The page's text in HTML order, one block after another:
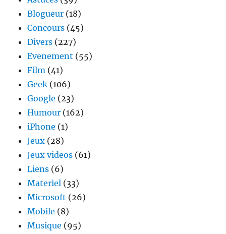
Blogueur (18)
Concours (45)
Divers (227)
Evenement (55)
Film (41)
Geek (106)
Google (23)
Humour (162)
iPhone (1)
Jeux (28)
Jeux videos (61)
Liens (6)
Materiel (33)
Microsoft (26)
Mobile (8)
Musique (95)